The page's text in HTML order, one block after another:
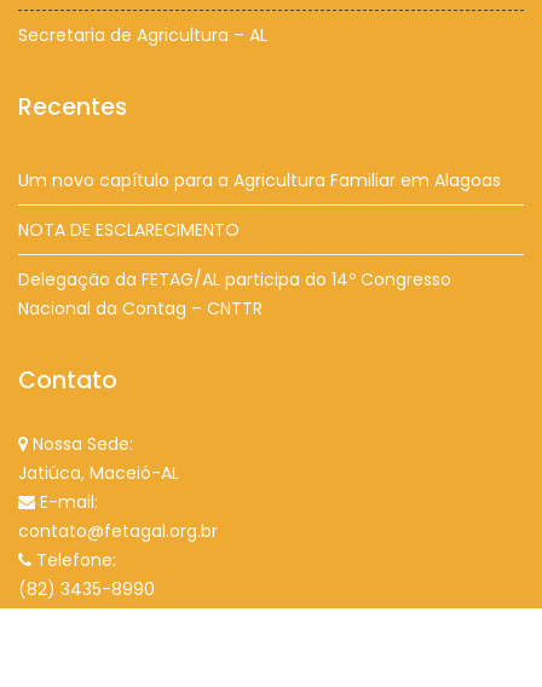
Secretaria de Agricultura – AL
Recentes
Um novo capítulo para a Agricultura Familiar em Alagoas
NOTA DE ESCLARECIMENTO
Delegação da FETAG/AL participa do 14º Congresso
Nacional da Contag – CNTTR
Contato
Nossa Sede:
Jatiúca, Maceió-AL
E-mail:
contato@fetagal.org.br
Telefone:
(82) 3435-8990